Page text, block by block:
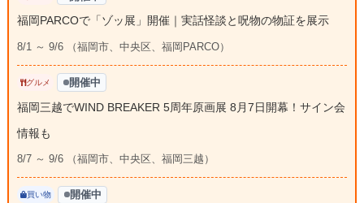
福岡PARCOで「ゾッ展」開催｜実話怪談と呪物の物証を展示
8/1 ～ 9/6 （福岡市、中央区、福岡PARCO）
グルメ 開催中
福岡三越でWIND BREAKER 5周年原画展 8月7日開幕！サイン会
情報も
8/7 ～ 9/6 （福岡市、中央区、福岡三越）
買い物 開催中